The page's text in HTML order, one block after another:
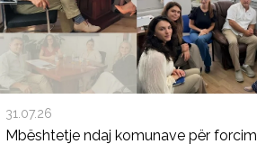
31.07.26
Mbështetje ndaj komunave për